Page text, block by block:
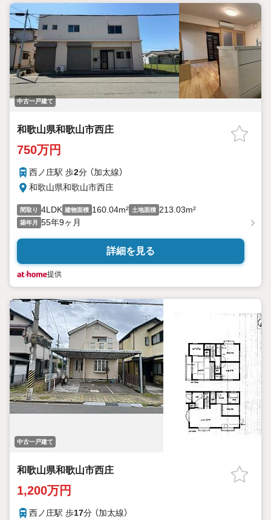
中古一戸建て
和歌山県和歌山市西庄
750万円
西ノ庄駅 歩2分 （加太線）
和歌山県和歌山市西庄
間取り 4LDK 建物面積 160.04m² 土地面積 213.03m²
築年月 55年9ヶ月
詳細を見る
提供
中古一戸建て
和歌山県和歌山市西庄
1,200万円
西ノ庄駅 歩17分 （加太線）